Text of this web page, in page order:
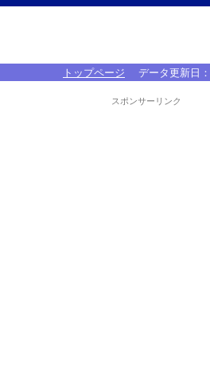
トップページ データ更新日：
スポンサーリンク